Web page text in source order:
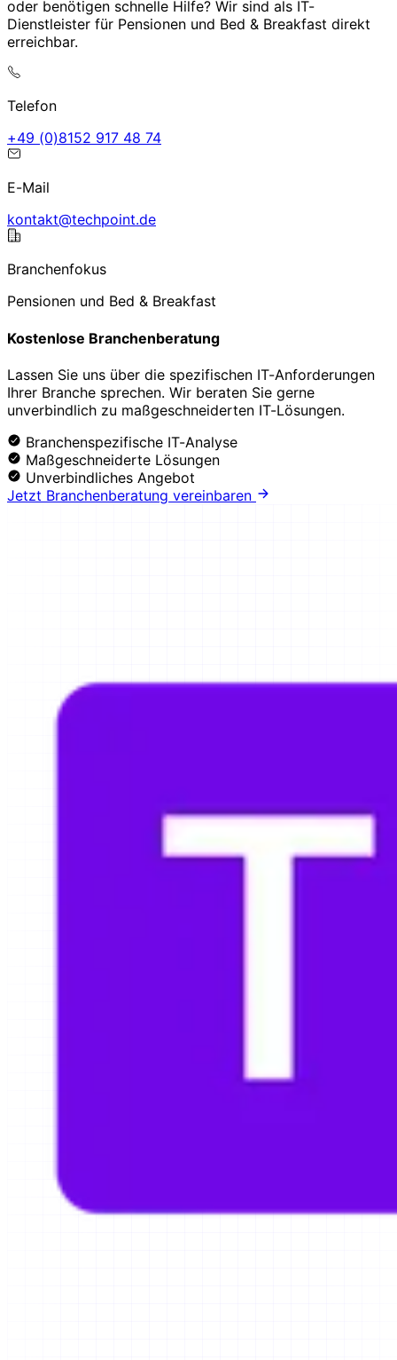
oder benötigen schnelle Hilfe? Wir sind als IT-
Dienstleister für Pensionen und Bed & Breakfast direkt
erreichbar.
Telefon
47 84 719 2518(0) 94+
E-Mail
ed.tniophcet@tkatnok
Branchenfokus
Pensionen und Bed & Breakfast
Kostenlose Branchenberatung
Lassen Sie uns über die spezifischen IT-Anforderungen
Ihrer Branche sprechen. Wir beraten Sie gerne
unverbindlich zu maßgeschneiderten IT-Lösungen.
Branchenspezifische IT-Analyse
Maßgeschneiderte Lösungen
Unverbindliches Angebot
Jetzt Branchenberatung vereinbaren